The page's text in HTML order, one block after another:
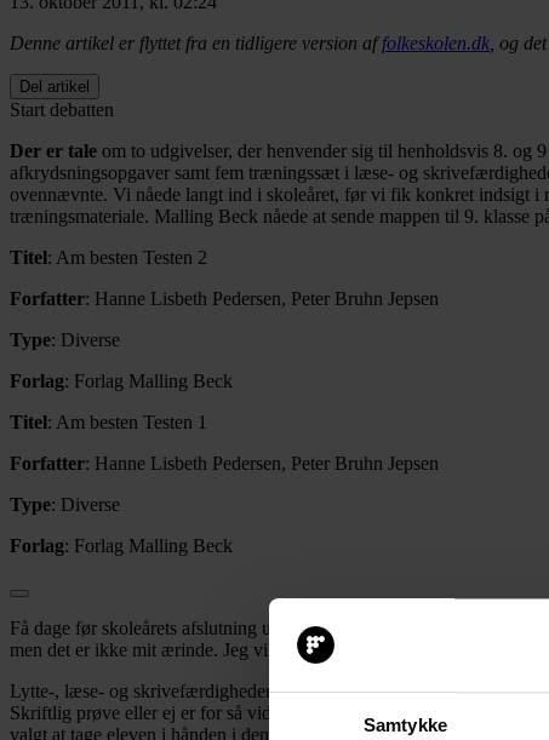
Samtykke
Denne artikel er flyttet fra en tidligere version affolkeskolen.dk, og
Del artikel
Start debatten
Der er tale om to udgivelser, der henvender sig til henholdsvis 8. og
afkrydsningsopgaver samt fem træningssæt i læse- og
ovennævnte. Vi nåede langt ind i skoleåret, før vi fik konkret indsigt i
træningsmateriale. Malling Beck nåede at sende mappen til 9. klasse
Titel: Am besten Testen 2
Forfatter: Hanne Lisbeth Pedersen, Peter Bruhn Jepsen
Type: Diverse
Forlag: Forlag Malling Beck
Titel: Am besten Testen 1
Forfatter: Hanne Lisbeth Pedersen, Peter Bruhn Jepsen
Type: Diverse
Forlag: Forlag Malling Beck
Få dage før skoleårets afslutning udsendte ministeriet besked om, at
men det er ikke mit ærinde. Jeg vil udelukkende forholde mig til
Lytte-, læse- og skrivefærdigheder er i fokus i begge mapper. I
Skriftlig prøve eller ej er for så vidt underordnet, da eleverne under
valgt at tage eleven i hånden i den frie skriftlige fremstilling. Eleven